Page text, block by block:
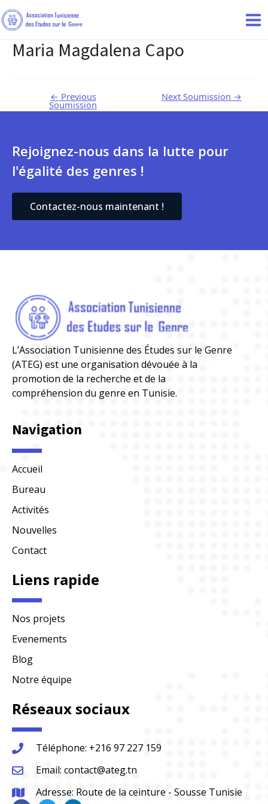
Maria Magdalena Capo
← Previous
Soumission
Next Soumission →
Rejoignez-nous dans la lutte pour
l'égalité des genres !
Contactez-nous maintenant !
L’Association Tunisienne des Études sur le Genre
(ATEG) est une organisation dévouée à la
promotion de la recherche et de la
compréhension du genre en Tunisie.
Navigation
Accueil
Bureau
Activités
Nouvelles
Contact
Liens rapide
Nos projets
Evenements
Blog
Notre équipe
Réseaux sociaux
Téléphone: +216 97 227 159
Email: contact@ateg.tn
Adresse: Route de la ceinture - Sousse Tunisie